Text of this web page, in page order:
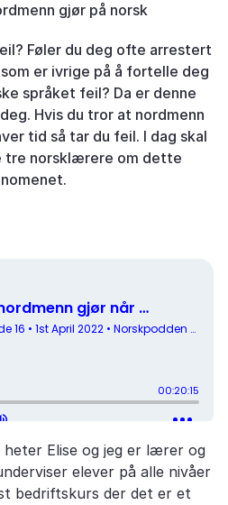
gjør på norsk
Føler du deg ofte arrestert
er ivrige på å fortelle deg
språket feil? Da er denne
Hvis du tror at nordmenn
tid så tar du feil. I dag skal
tre norsklærere om dette
heter Elise og jeg er lærer og
elever på alle nivåer
bedriftskurs der det er et